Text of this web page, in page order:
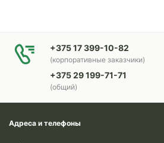
+375 17 399-10-82
(корпоративные заказчики)
+375 29 199-71-71
(общий)
Адреса и телефоны